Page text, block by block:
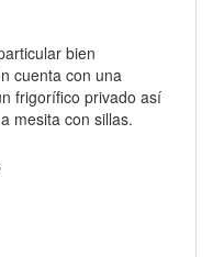
bien
cuenta con una
frigorífico privado así
mesita con sillas.